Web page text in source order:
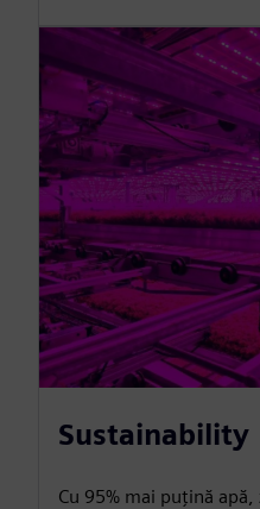
Sustainability
Cu 95% mai puțină